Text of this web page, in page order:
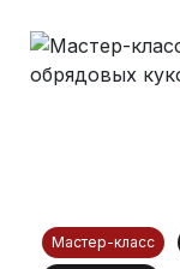
Мастер-класс